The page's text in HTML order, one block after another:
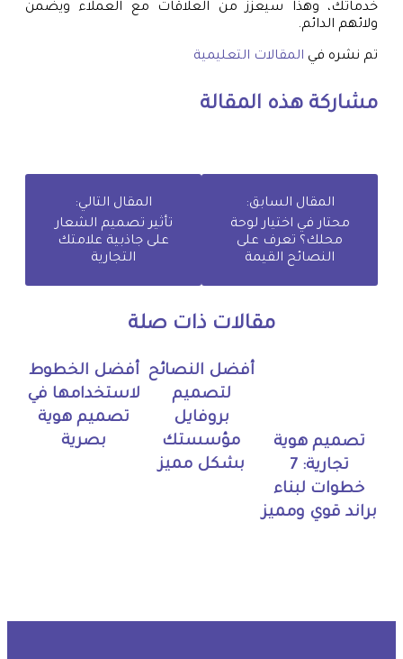
خدماتك، وهذا سيعزز من العلاقات مع العملاء ويضمن
ولائهم الدائم.
تم نشره في المقالات التعليمية
مشاركة هذه المقالة
المقال السابق:
محتار في اختيار لوحة
محلك؟ تعرف على
النصائح القيمة
المقال التالي:
تأثير تصميم الشعار
على جاذبية علامتك
التجارية
مقالات ذات صلة
تصميم هوية
تجارية: 7
خطوات لبناء
براند قوي ومميز
أفضل النصائح
لتصميم
بروفايل
مؤسستك
بشكل مميز
أفضل الخطوط
لاستخدامها في
تصميم هوية
بصرية